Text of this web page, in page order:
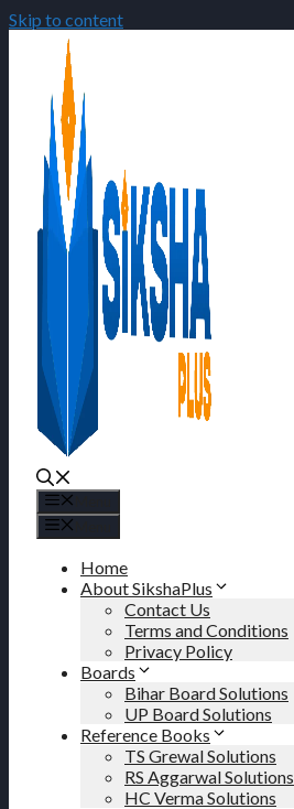
Skip to content
Home
About SikshaPlus
Contact Us
Terms and Conditions
Privacy Policy
Boards
Bihar Board Solutions
UP Board Solutions
Reference Books
TS Grewal Solutions
RS Aggarwal Solutions
HC Verma Solutions